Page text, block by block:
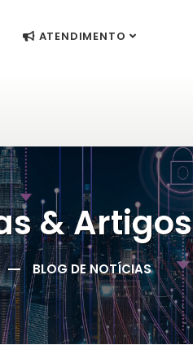
ATENDIMENTO
& Artigos
BLOG DE NOTÍCIAS